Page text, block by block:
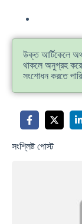
উক্ত আর্টিকেলে
থাকলে অনুগ্রহ করে
সংশোধন করতে
সংশ্লিষ্ট পোস্ট